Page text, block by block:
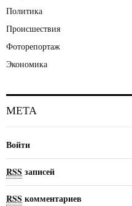
Политика
Происшествия
Фоторепортаж
Экономика
МЕТА
Войти
RSS записей
RSS комментариев